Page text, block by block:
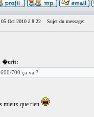
Oct 2010 à 8:22 Sujet du message:
�crit:
700 ça va ?
mieux que rien